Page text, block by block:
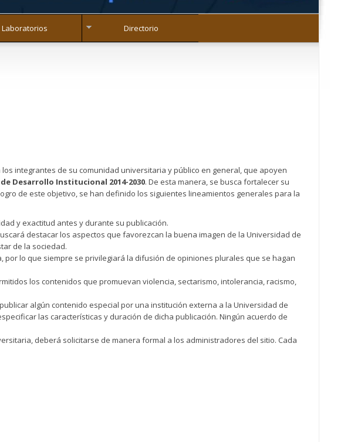
Laboratorios Directorio
integrantes de su comunidad universitaria y público en general, que apoyen
de Desarrollo Institucional 2014-2030. De esta manera, se busca fortalecer su
de este objetivo, se han definido los siguientes lineamientos generales para la
y exactitud antes y durante su publicación.
destacar los aspectos que favorezcan la buena imagen de la Universidad de
de la sociedad.
lo que siempre se privilegiará la difusión de opiniones plurales que se hagan
los contenidos que promuevan violencia, sectarismo, intolerancia, racismo,
algún contenido especial por una institución externa a la Universidad de
las características y duración de dicha publicación. Ningún acuerdo de
deberá solicitarse de manera formal a los administradores del sitio. Cada